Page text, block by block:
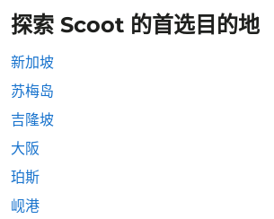
探索 Scoot 的首选目的地
新加坡
苏梅岛
吉隆坡
大阪
珀斯
岘港